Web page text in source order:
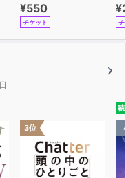
¥550
チケット チ
3位
聴